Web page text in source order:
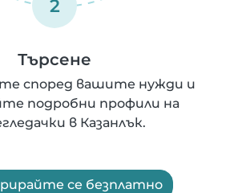
2
Търсене
според вашите нужди и
подробни профили на
в Казанлък.
се безплатно